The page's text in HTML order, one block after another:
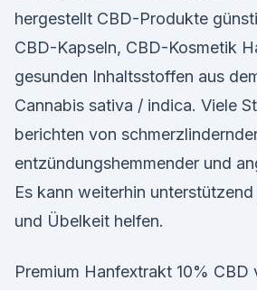
hergestellt CBD-Produkte
CBD-Kapseln, CBD-Kosmetik
gesunden Inhaltsstoffen aus
Cannabis sativa / indica. Viele
berichten von
entzündungshemmender und
Es kann weiterhin
und Übelkeit helfen.
Premium Hanfextrakt 10%